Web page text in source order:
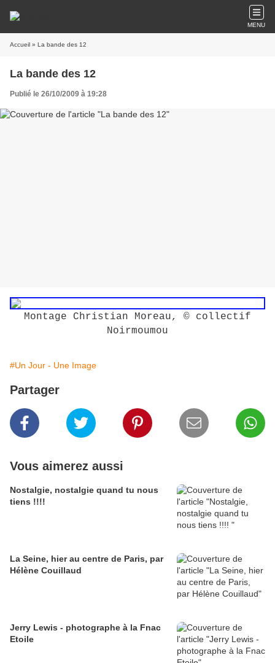
MENU
Accueil » La bande des 12
La bande des 12
Publié le 26/10/2009 à 19:28
Montage Christian Moreau, © collectif
Noirmoumou
#Un Jour - Une Image
Partager
Vous aimerez aussi
Nostalgie, nostalgie quand tu nous
tiens !!!!
La Seine, hier au centre de Paris, par
Hélène Couillaud
Jerry Lewis - photographe à la Fnac
Etoile